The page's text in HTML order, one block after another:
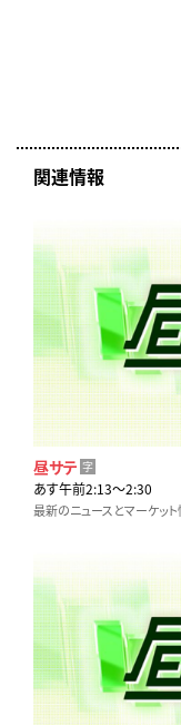
関連情報
昼サテ 字
あす午前2:13〜2:30
最新のニュースとマーケット